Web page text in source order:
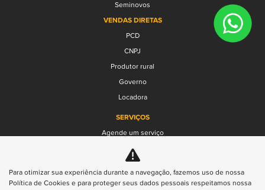
Seminovos
VENDAS DIRETAS
PCD
CNPJ
Produtor rural
Governo
Locadora
SERVIÇOS
Agende um serviço
Peças
FALE CONOSCO
Quem somos
Para otimizar sua experiência durante a navegação, fazemos uso de nossa
Política de Cookies e para proteger seus dados pessoais respeitamos nossa